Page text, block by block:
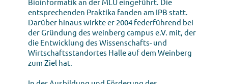
entsprechenden Praktika fanden am IPB statt.
Darüber hinaus wirkte er 2004 federführend bei
der Gründung des weinberg campus e.V. mit, der
die Entwicklung des Wissenschafts- und
Wirtschaftsstandortes Halle auf dem Weinberg
zum Ziel hat.